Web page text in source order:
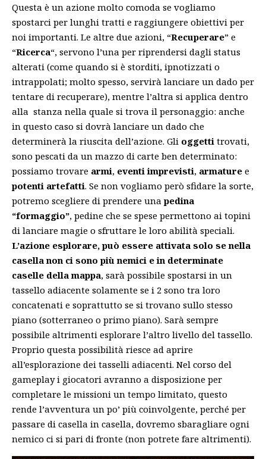
Questa è un azione molto comoda se vogliamo
spostarci per lunghi tratti e raggiungere obiettivi per
noi importanti. Le altre due azioni, “Recuperare” e
“Ricerca“, servono l’una per riprendersi dagli status
alterati (come quando si è storditi, ipnotizzati o
intrappolati; molto spesso, servirà lanciare un dado per
tentare di recuperare), mentre l’altra si applica dentro
alla stanza nella quale si trova il personaggio: anche
in questo caso si dovrà lanciare un dado che
determinerà la riuscita dell’azione. Gli oggetti trovati,
sono pescati da un mazzo di carte ben determinato:
possiamo trovare armi, eventi imprevisti, armature e
potenti artefatti. Se non vogliamo però sfidare la sorte,
potremo scegliere di prendere unapedina
“formaggio”, pedine che se spese permettono ai topini
di lanciare magie o sfruttare le loro abilità speciali.
L’azione esplorare, può essere attivata solo se nella
casella non ci sono più nemici e in determinate
caselle della mappa, sarà possibile spostarsi in un
tassello adiacente solamente se i 2 sono tra loro
concatenati e soprattutto se si trovano sullo stesso
piano (sotterraneo o primo piano). Sarà sempre
possibile altrimenti esplorare l’altro livello del tassello.
Proprio questa possibilità riesce ad aprire
all’esplorazione dei tasselli adiacenti. Nel corso del
gameplay i giocatori avranno a disposizione per
completare le missioni un tempo limitato, questo
rende l’avventura un po’ più coinvolgente, perché per
passare di casella in casella, dovremo sbaragliare ogni
nemico ci si pari di fronte (non potrete fare altrimenti).